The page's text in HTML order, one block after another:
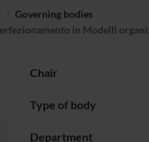
Governing bodies
in Modelli
Chair
Type of body
Department